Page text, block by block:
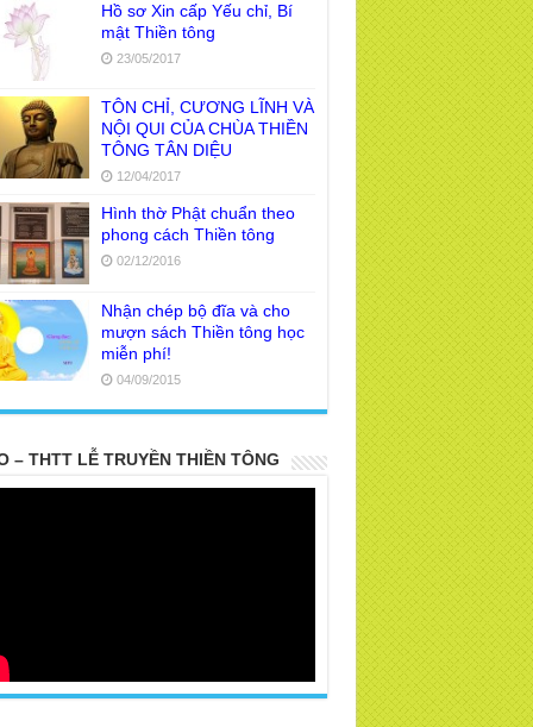
Hồ sơ Xin cấp Yếu chỉ, Bí
mật Thiền tông
23/05/2017
TÔN CHỈ, CƯƠNG LĨNH VÀ
NỘI QUI CỦA CHÙA THIỀN
TÔNG TÂN DIỆU
12/04/2017
Hình thờ Phật chuẩn theo
phong cách Thiền tông
02/12/2016
Nhận chép bộ đĩa và cho
mượn sách Thiền tông học
miễn phí!
04/09/2015
– THTT LỄ TRUYỀN THIỀN TÔNG